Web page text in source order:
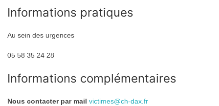
Informations pratiques
Au sein des urgences
05 58 35 24 28
Informations complémentaires
Nous contacter par mail victimes@ch-dax.fr